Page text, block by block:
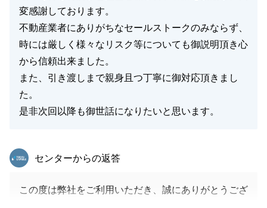
変感謝しております。
不動産業者にありがちなセールストークのみならず、
時には厳しく様々なリスク等についても御説明頂き心
から信頼出来ました。
また、引き渡しまで親身且つ丁寧に御対応頂きまし
た。
是非次回以降も御世話になりたいと思います。
東急リバブル
センターからの返答
この度は弊社をご利用いただき、誠にありがとうござ